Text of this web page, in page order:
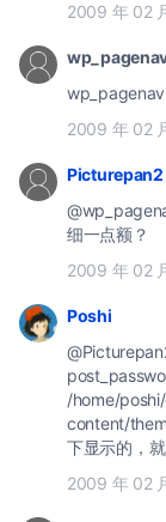
2009 年 02
2009 年 02
Picturepan2
细一点额？
2009 年 02
Poshi
/home/
content/themes/
下显示的，
2009 年 02